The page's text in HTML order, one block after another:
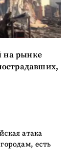
на рынке
атака
есть